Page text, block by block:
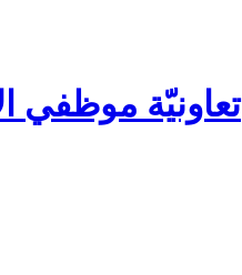
تعاونيّة موظفي